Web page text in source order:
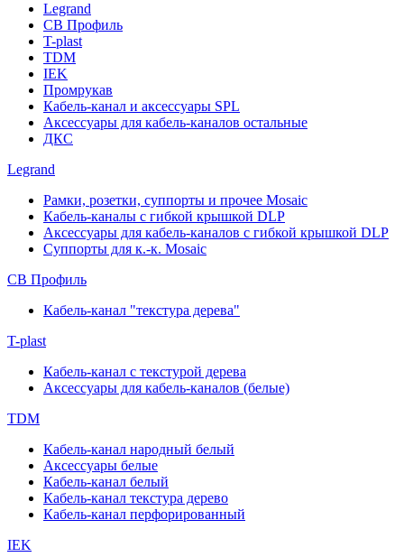
Legrand
СВ Профиль
T-plast
TDM
IEK
Промрукав
Кабель-канал и аксессуары SPL
Аксессуары для кабель-каналов остальные
ДКС
Legrand
Рамки, розетки, суппорты и прочее Mosaic
Кабель-каналы с гибкой крышкой DLP
Аксессуары для кабель-каналов с гибкой крышкой DLP
Суппорты для к.-к. Mosaic
СВ Профиль
Кабель-канал "текстура дерева"
T-plast
Кабель-канал с текстурой дерева
Аксессуары для кабель-каналов (белые)
TDM
Кабель-канал народный белый
Аксессуары белые
Кабель-канал белый
Кабель-канал текстура дерево
Кабель-канал перфорированный
IEK